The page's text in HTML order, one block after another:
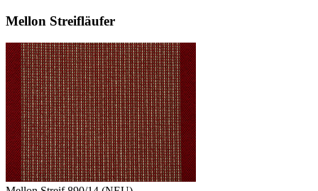
Mellon Streifläufer